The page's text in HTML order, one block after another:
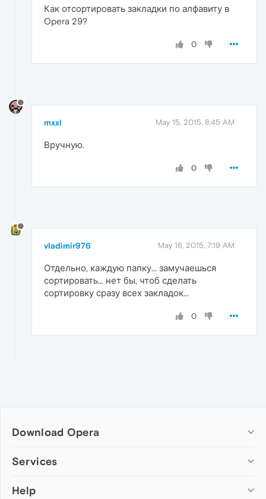
Как отсортировать закладки по алфавиту в
Opera 29?
0
mxxl May 15, 2015, 8:45 AM
Вручную.
0
vladimir976 May 16, 2015, 7:19 AM
Отдельно, каждую папку... замучаешься
сортировать... нет бы, чтоб сделать
сортировку сразу всех закладок...
0
Download Opera
Computer browsers
Opera for Mac
Services
Add-ons
Help